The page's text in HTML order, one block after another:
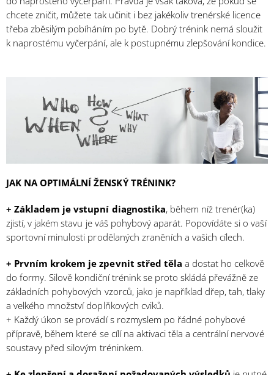
chcete zničit, můžete tak učinit i bez jakékoliv trenérské licence
třeba zběsilým pobíháním po bytě. Dobrý trénink nemá sloužit
k naprostému vyčerpání, ale k postupnému zlepšování kondice.
JAK NA OPTIMÁLNÍ ŽENSKÝ TRÉNINK?
+ Základem je vstupní diagnostika, během níž trenér(ka)
zjistí, v jakém stavu je váš pohybový aparát. Popovídáte si o vaší
sportovní minulosti prodělaných zraněních a vašich cílech.
+ Prvním krokem je zpevnit střed těla a dostat ho celkově
do formy. Silově kondiční trénink se proto skládá převážně ze
základních pohybových vzorců, jako je například dřep, tah, tlaky
a velkého množství doplňkových cviků.
+ Každý úkon se provádí s rozmyslem po řádné pohybové
přípravě, během které se cílí na aktivaci těla a centrální nervové
soustavy před silovým tréninkem.